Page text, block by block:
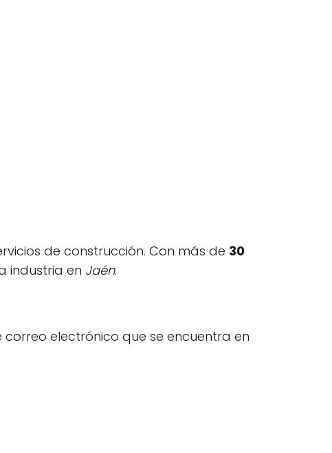
de construcción. Con más de 30
industria en Jaén.
electrónico que se encuentra en